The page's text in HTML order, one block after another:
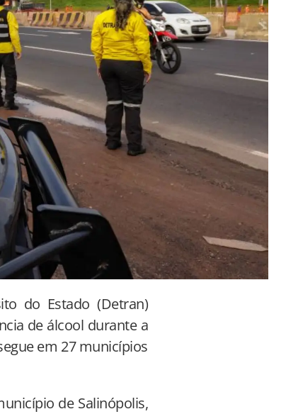
do Estado (Detran)
de álcool durante a
em 27 municípios
de Salinópolis,